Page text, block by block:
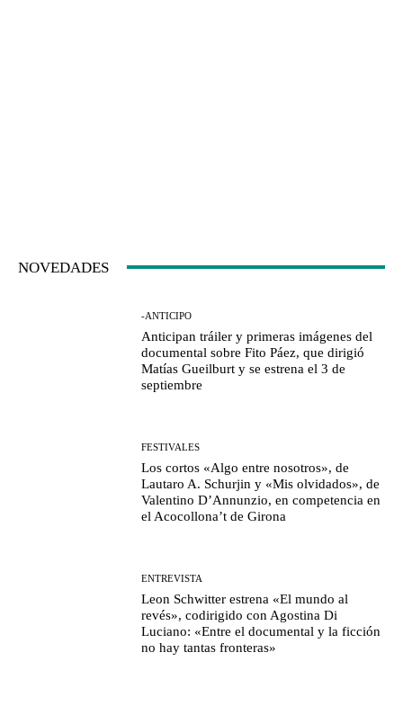
NOVEDADES
-ANTICIPO
Anticipan tráiler y primeras imágenes del
documental sobre Fito Páez, que dirigió
Matías Gueilburt y se estrena el 3 de
septiembre
FESTIVALES
Los cortos «Algo entre nosotros», de
Lautaro A. Schurjin y «Mis olvidados», de
Valentino D’Annunzio, en competencia en
el Acocollona’t de Girona
ENTREVISTA
Leon Schwitter estrena «El mundo al
revés», codirigido con Agostina Di
Luciano: «Entre el documental y la ficción
no hay tantas fronteras»